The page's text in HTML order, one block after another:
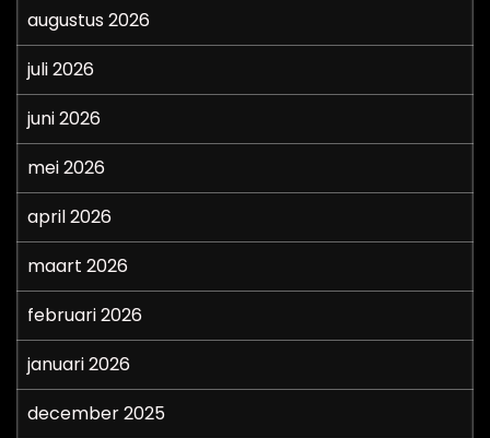
augustus 2026
juli 2026
juni 2026
mei 2026
april 2026
maart 2026
februari 2026
januari 2026
december 2025